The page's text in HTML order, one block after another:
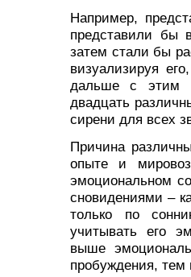
Например,
представили бы
затем стали бы
визуализируя
дальше с этим
двадцать
сирени для всех
Причина
опыте и
эмоциональном
сновидениями –
только по
учитывать его
выше
пробуждения, тем